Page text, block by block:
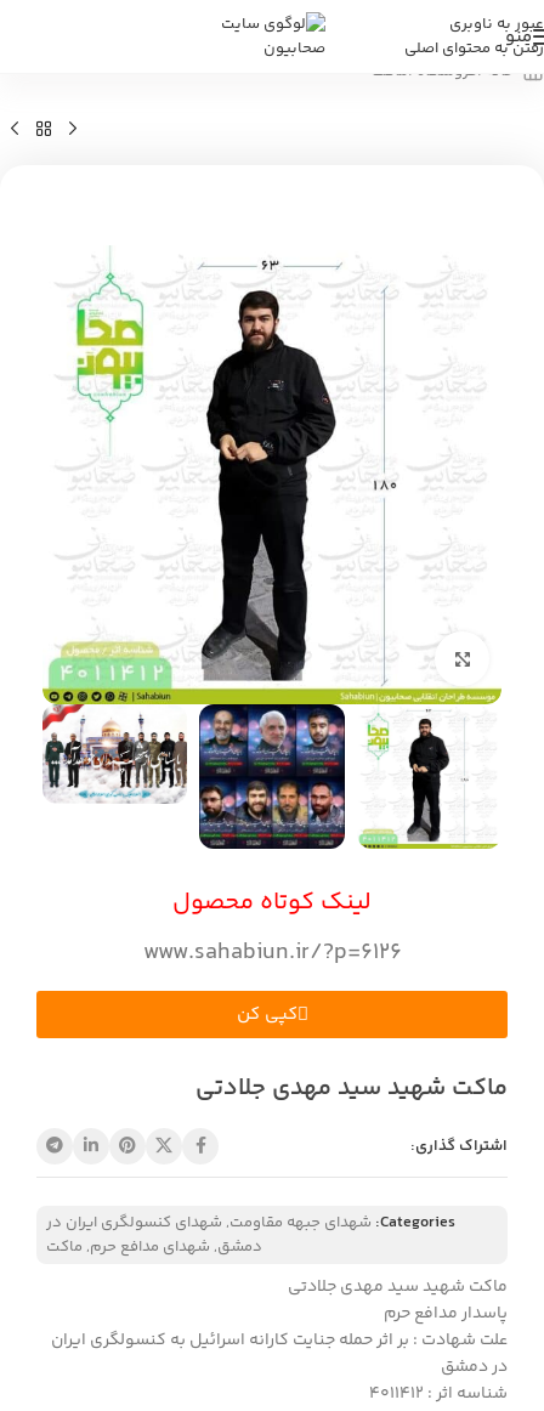
عبور به ناوبری
رفتن به محتوای اصلی
منو
خانه /فروشگاه /ماکت
بزرگنمایی تصویر
لینک کوتاه محصول
www.sahabiun.ir/?p=6126
کپی کن
ماکت شهید سید مهدی جلادتی
اشتراک گذاری:
Categories: شهدای جبهه مقاومت, شهدای کنسولگری ایران در
دمشق, شهدای مدافع حرم, ماکت
ماکت شهید سید مهدی جلادتی
پاسدار مدافع حرم
علت شهادت : بر اثر حمله جنایت کارانه اسرائیل به کنسولگری ایران
در دمشق
شناسه اثر : 4011412